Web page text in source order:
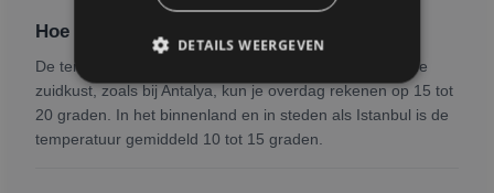
Hoe warm is het in maart in Turkije?
De temperatuur in maart varieert sterk per regio. Aan de
zuidkust, zoals bij Antalya, kun je overdag rekenen op 15 tot
20 graden. In het binnenland en in steden als Istanbul is de
temperatuur gemiddeld 10 tot 15 graden.
DETAILS WEERGEVEN